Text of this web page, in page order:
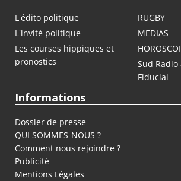
L'édito politique
RUGBY
L'invité politique
MEDIAS
Les courses hippiques et
pronostics
Sud Radio
Fiducial
Informations
Dossier de presse
QUI SOMMES-NOUS ?
Comment nous rejoindre ?
Publicité
Mentions Légales